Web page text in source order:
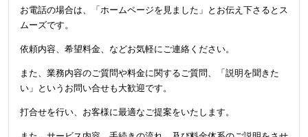
お電話の場合は、「ホームページを見ました」とお伝え下さるとス
ムーズです。
依頼内容、希望料金、などお気軽にご連絡ください。
また、業務内容のご質問や料金に関するご質問、「説明を聞きた
い」というお問い合せも大歓迎です。
打合せを行い、お客様に最適なご提案をいたします。